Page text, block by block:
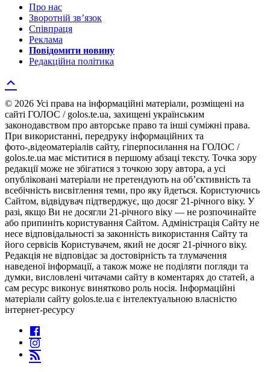
Про нас
Зворотній зв’язок
Співпраця
Реклама
Повідомити новину
Редакційна політика
© 2026 Усі права на інформаційні матеріали, розміщені на
сайті ГОЛОС / golos.te.ua, захищені українським
законодавством про авторське право та інші суміжні права.
При використанні, передруку інформаційних та
фото-,відеоматеріалів сайту, гіперпосилання на ГОЛОС /
golos.te.ua має міститися в першому абзаці тексту. Точка зору
редакції може не збігатися з точкою зору автора, а усі
опубліковані матеріали не претендують на об’єктивність та
всебічність висвітлення теми, про яку йдеться. Користуючись
Сайтом, відвідувач підтверджує, що досяг 21-річного віку. У
разі, якщо Ви не досягли 21-річного віку — не розпочинайте
або припиніть користування Сайтом. Адміністрація Сайту не
несе відповідальності за законність використання Сайту та
його сервісів Користувачем, який не досяг 21-річного віку.
Редакція не відповідає за достовірність та тлумачення
наведеної інформації, а також може не поділяти погляди та
думки, висловлені читачами сайту в коментарях до статей, а
сам ресурс виконує винятково роль носія. Інформаційні
матеріали сайту golos.te.ua є інтелектуальною власністю
інтернет-ресурсу